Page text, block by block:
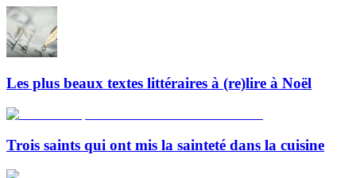
Les plus beaux textes littéraires à (re)lire à Noël
Trois saints qui ont mis la sainteté dans la cuisine